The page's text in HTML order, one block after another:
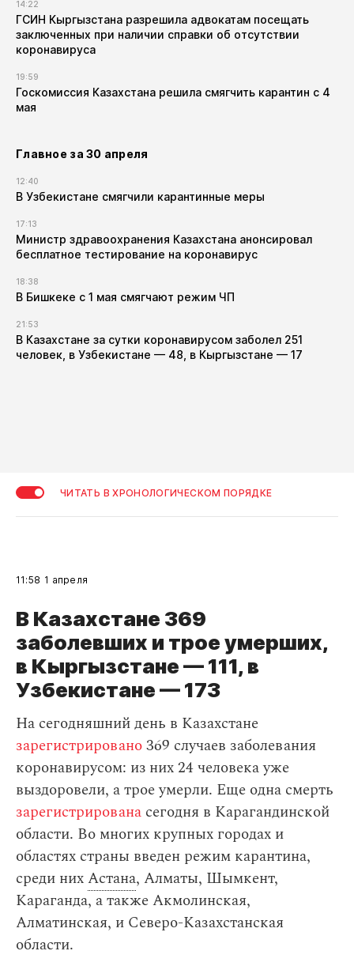
14:22
ГСИН Кыргызстана разрешила адвокатам посещать
заключенных при наличии справки об отсутствии
коронавируса
19:59
Госкомиссия Казахстана решила смягчить карантин с 4
мая
Главное за 30 апреля
12:40
В Узбекистане смягчили карантинные меры
17:13
Министр здравоохранения Казахстана анонсировал
бесплатное тестирование на коронавирус
18:38
В Бишкеке с 1 мая смягчают режим ЧП
21:53
В Казахстане за сутки коронавирусом заболел 251
человек, в Узбекистане — 48, в Кыргызстане — 17
ЧИТАТЬ В ХРОНОЛОГИЧЕСКОМ ПОРЯДКЕ
11:58 1 апреля
В Казахстане 369
заболевших и трое умерших,
в Кыргызстане — 111, в
Узбекистане — 173
На сегодняшний день в Казахстане
зарегистрировано369 случаев заболевания
коронавирусом: из них 24 человека уже
выздоровели, а трое умерли. Еще одна смерть
зарегистрирована сегодня в Карагандинской
области. Во многих крупных городах и
областях страны введен режим карантина,
среди нихАстана, Алматы, Шымкент,
Караганда, а также Акмолинская,
Алматинская, и Северо-Казахстанская
области.